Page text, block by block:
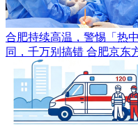
合肥持续高温，警惕「热
同，千万别搞错 合肥京东